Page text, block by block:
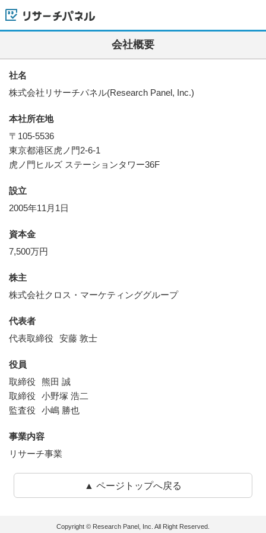
リサーチパネル
会社概要
社名
株式会社リサーチパネル(Research Panel, Inc.)
本社所在地
〒105-5536
東京都港区虎ノ門2-6-1
虎ノ門ヒルズ ステーションタワー36F
設立
2005年11月1日
資本金
7,500万円
株主
株式会社クロス・マーケティンググループ
代表者
代表取締役 安藤 敦士
役員
取締役 熊田 誠
取締役 小野塚 浩二
監査役 小嶋 勝也
事業内容
リサーチ事業
▲ ページトップへ戻る
Copyright © Research Panel, Inc. All Right Reserved.